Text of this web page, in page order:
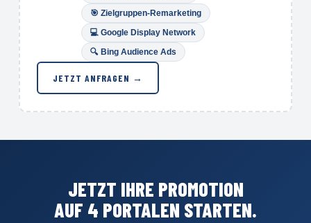
🎯 Zielgruppen-Remarketing
💻 Google Display Network
🔍Bing Audience Ads
JETZT ANFRAGEN →
JETZT IHRE PROMOTION
AUF 4 PORTALEN STARTEN.